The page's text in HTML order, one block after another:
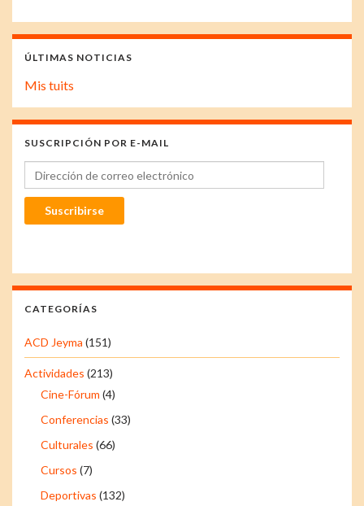
ÚLTIMAS NOTICIAS
Mis tuits
SUSCRIPCIÓN POR E-MAIL
Dirección de correo electrónico
Suscribirse
CATEGORÍAS
ACD Jeyma (151)
Actividades (213)
Cine-Fórum (4)
Conferencias (33)
Culturales (66)
Cursos (7)
Deportivas (132)